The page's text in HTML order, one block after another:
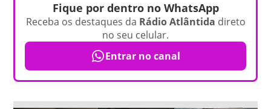
Fique por dentro no WhatsApp
Receba os destaques da Rádio Atlântida direto
no seu celular.
Entrar no canal